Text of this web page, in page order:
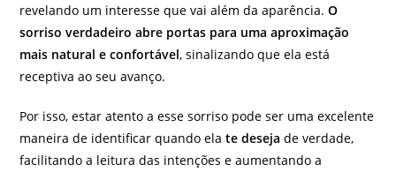
revelando um interesse que vai além da aparência.O
sorriso verdadeiro abre portas para uma aproximação
mais natural e confortável, sinalizando que ela está
receptiva ao seu avanço.
Por isso, estar atento a esse sorriso pode ser uma excelente
maneira de identificar quando elate deseja de verdade,
facilitando a leitura das intenções e aumentando a